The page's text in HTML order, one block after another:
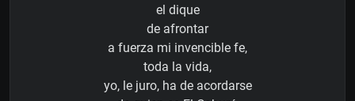
el dique
de afrontar
a fuerza mi invencible fe,
toda la vida,
yo, le juro, ha de acordarse